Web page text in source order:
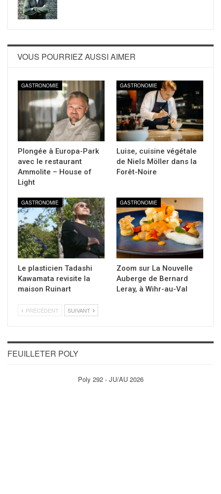
VOUS POURRIEZ AUSSI AIMER
GASTRONOMIE
Plongée à Europa-Park
avec le restaurant
Ammolite – House of
Light
GASTRONOMIE
Luise, cuisine végétale
de Niels Möller dans la
Forêt-Noire
GASTRONOMIE
Le plasticien Tadashi
Kawamata revisite la
maison Ruinart
GASTRONOMIE
Zoom sur La Nouvelle
Auberge de Bernard
Leray, à Wihr-au-Val
PRÉCÉDENT SUIVANT
FEUILLETER POLY
Poly 292 - JU/AU 2026